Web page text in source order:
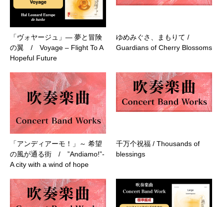
「ヴォヤージュ」― 夢と冒険
の翼 / Voyage – Flight To A
Hopeful Future
ゆめみぐさ、まもりて /
Guardians of Cherry Blossoms
「アンディアーモ！」～ 希望
の風が通る街 / ”Andiamo!”-
A city with a wind of hope
千万个祝福 / Thousands of
blessings